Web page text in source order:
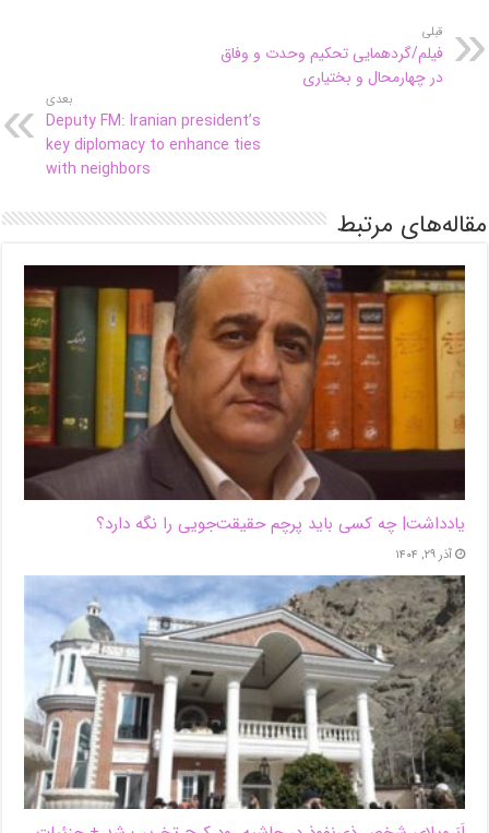
قبلی
فیلم/گردهمایی تحکیم وحدت و وفاق
در چهارمحال و بختیاری
بعدی
Deputy FM: Iranian president’s
key diplomacy to enhance ties
with neighbors
مقاله‌های مرتبط
یادداشت| ‌چه کسی باید پرچم حقیقت‌جویی را نگه دارد؟
آذر ۲۹, ۱۴۰۴